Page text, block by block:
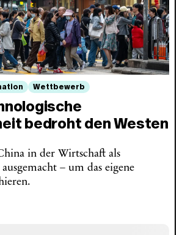
Wettbewerb
bedroht den Westen
in der Wirtschaft als
– um das eigene